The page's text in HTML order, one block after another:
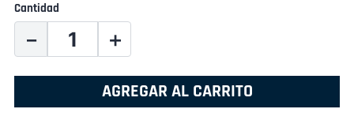
Cantidad
＋
－
AGREGAR AL CARRITO